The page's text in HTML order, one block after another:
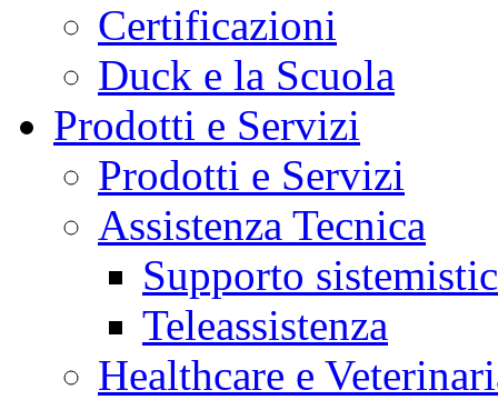
Certificazioni
Duck e la Scuola
Prodotti e Servizi
Prodotti e Servizi
Assistenza Tecnica
Supporto
Teleassistenza
Healthcare e